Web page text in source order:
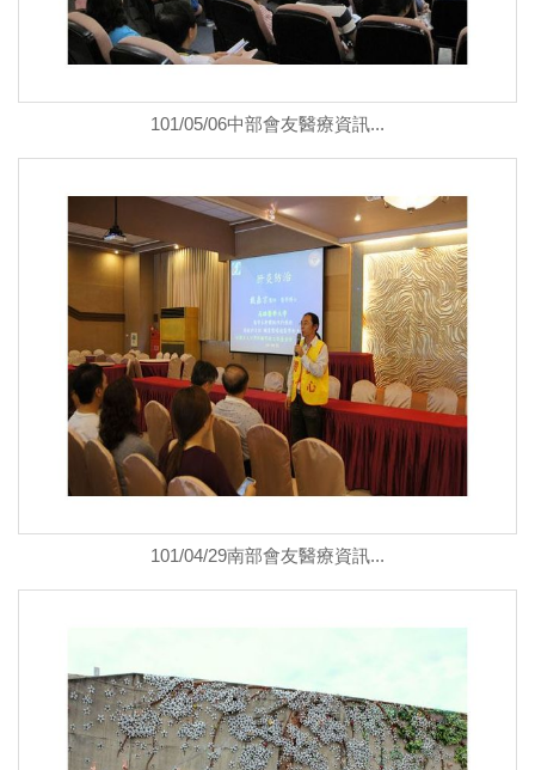
101/05/06中部會友醫療資訊...
101/04/29南部會友醫療資訊...